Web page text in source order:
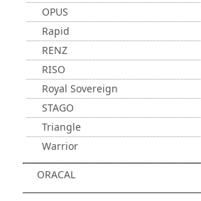
OPUS
Rapid
RENZ
RISO
Royal Sovereign
STAGO
Triangle
Warrior
ORACAL